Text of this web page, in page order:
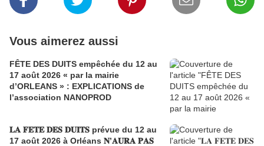
Vous aimerez aussi
FÊTE DES DUITS empêchée du 12 au
17 août 2026 « par la mairie
d’ORLEANS » : EXPLICATIONS de
l’association NANOPROD
𝐋𝐀 𝐅𝐄𝐓𝐄 𝐃𝐄𝐒 𝐃𝐔𝐈𝐓𝐒 prévue du 12 au
17 août 2026 à Orléans 𝐍’𝐀𝐔𝐑𝐀 𝐏𝐀𝐒